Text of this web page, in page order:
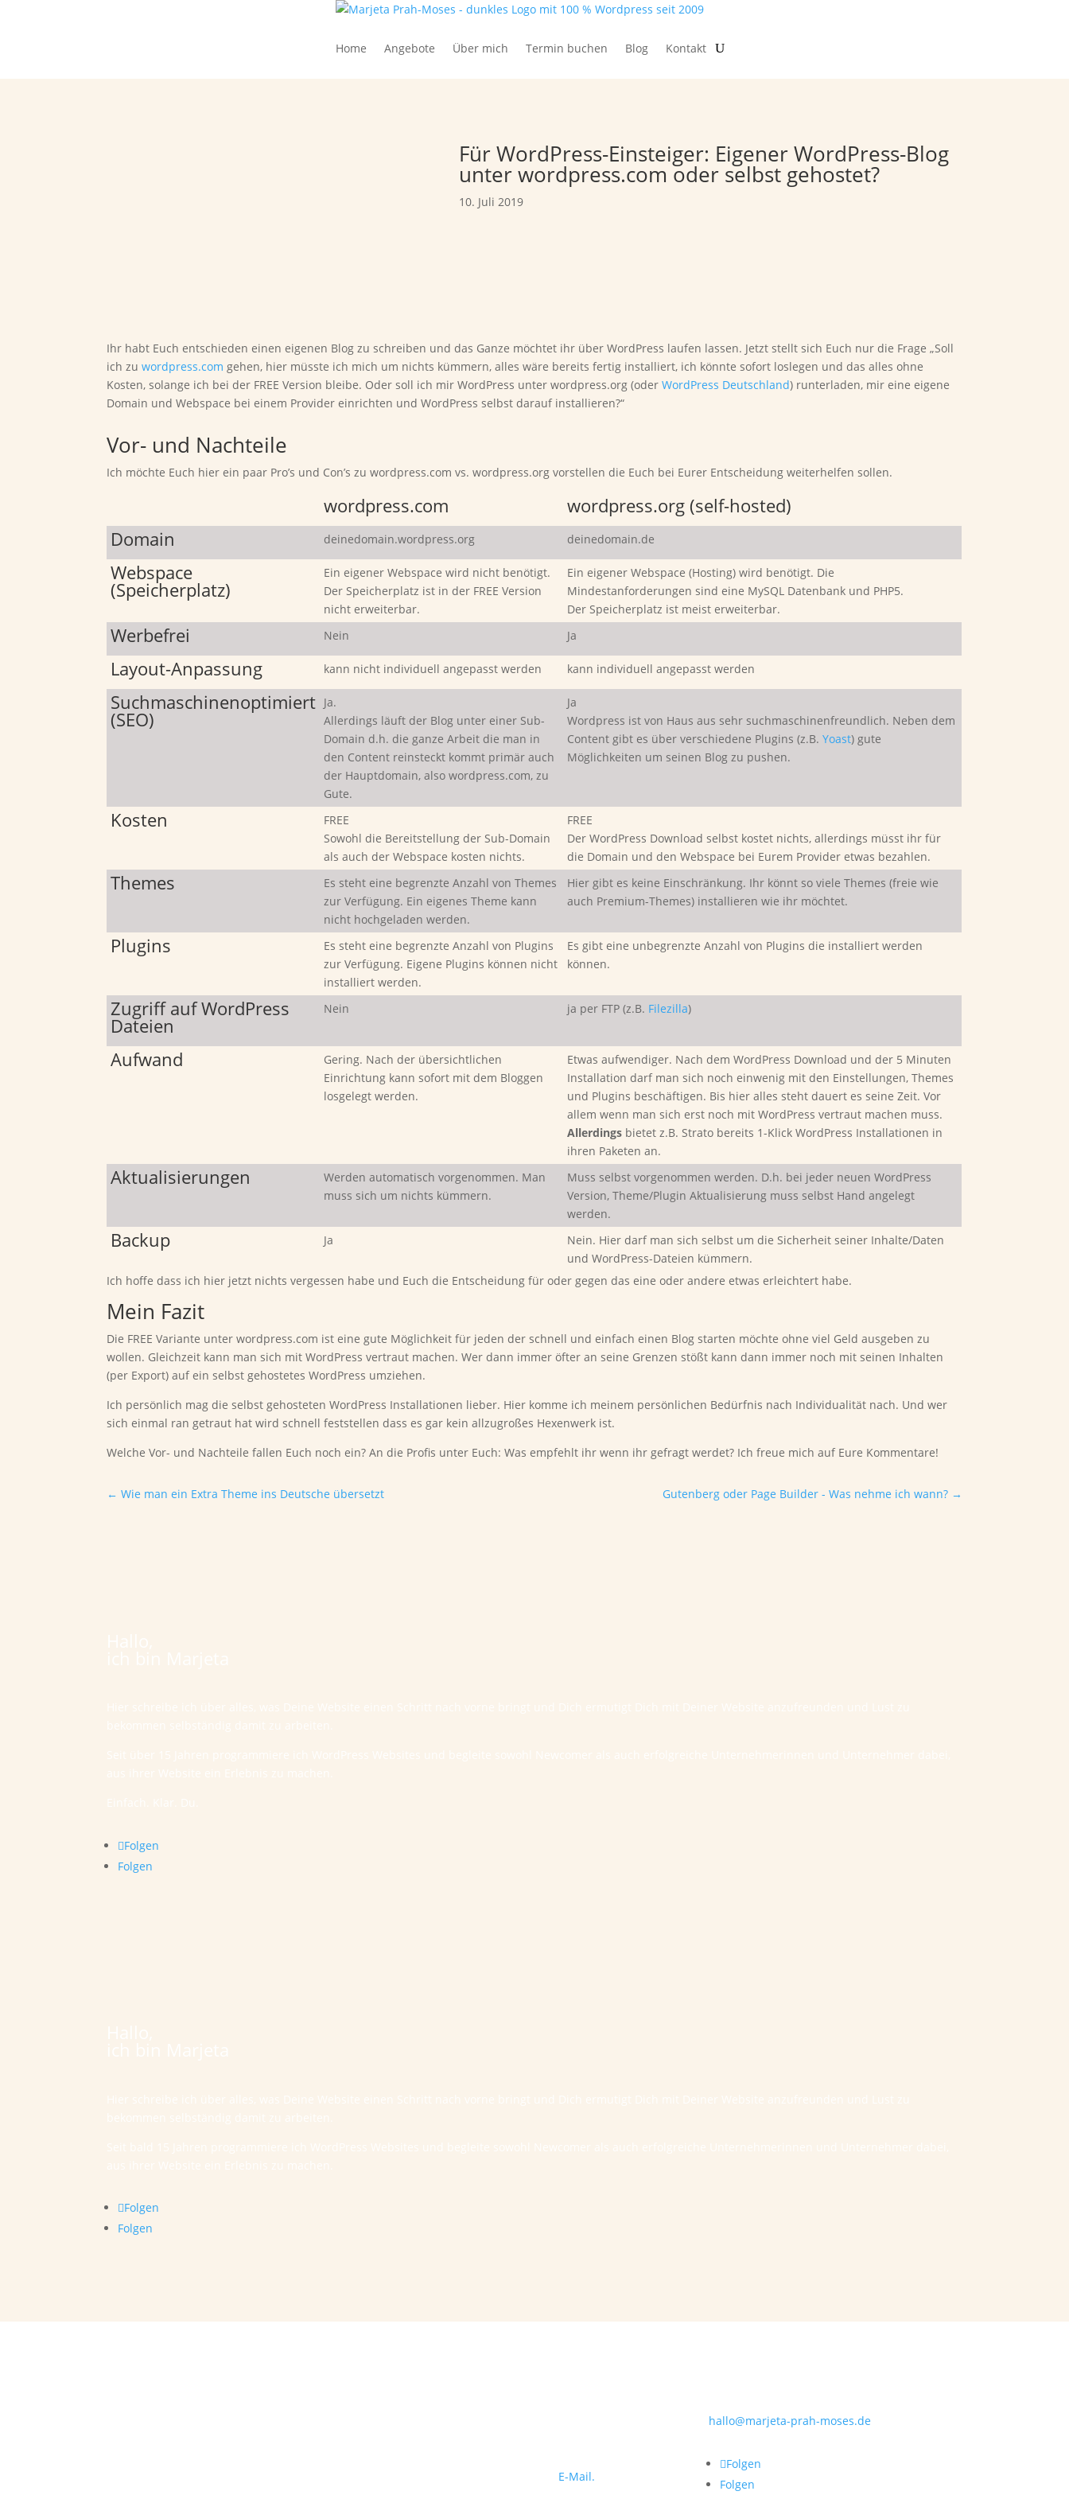
Home Angebote Über mich Termin buchen Blog Kontakt
Für WordPress-Einsteiger: Eigener WordPress-Blog
unter wordpress.com oder selbst gehostet?
10. Juli 2019
Ihr habt Euch entschieden einen eigenen Blog zu schreiben und das Ganze möchtet ihr über WordPress laufen lassen. Jetzt stellt sich Euch nur die Frage „Soll
ich zuwordpress.com gehen, hier müsste ich mich um nichts kümmern, alles wäre bereits fertig installiert, ich könnte sofort loslegen und das alles ohne
Kosten, solange ich bei der FREE Version bleibe. Oder soll ich mir WordPress unter wordpress.org (oderWordPress Deutschland) runterladen, mir eine eigene
Domain und Webspace bei einem Provider einrichten und WordPress selbst darauf installieren?“
Vor- und Nachteile
Ich möchte Euch hier ein paar Pro’s und Con’s zu wordpress.com vs. wordpress.org vorstellen die Euch bei Eurer Entscheidung weiterhelfen sollen.
wordpress.com
wordpress.org (self-hosted)
Domain
deinedomain.wordpress.org deinedomain.de
Webspace
(Speicherplatz)
Ein eigener Webspace wird nicht benötigt.
Der Speicherplatz ist in der FREE Version
nicht erweiterbar.
Ein eigener Webspace (Hosting) wird benötigt. Die
Mindestanforderungen sind eine MySQL Datenbank und PHP5.
Der Speicherplatz ist meist erweiterbar.
Werbefrei Nein Ja
Layout-Anpassung kann nicht individuell angepasst werden kann individuell angepasst werden
Suchmaschinenoptimiert
(SEO)
Ja.
Allerdings läuft der Blog unter einer Sub-
Domain d.h. die ganze Arbeit die man in
den Content reinsteckt kommt primär auch
der Hauptdomain, also wordpress.com, zu
Gute.
Ja
Wordpress ist von Haus aus sehr suchmaschinenfreundlich. Neben dem
Content gibt es über verschiedene Plugins (z.B.Yoast) gute
Möglichkeiten um seinen Blog zu pushen.
Kosten
FREE
Sowohl die Bereitstellung der Sub-Domain
als auch der Webspace kosten nichts.
FREE
Der WordPress Download selbst kostet nichts, allerdings müsst ihr für
die Domain und den Webspace bei Eurem Provider etwas bezahlen.
Themes
Es steht eine begrenzte Anzahl von Themes
zur Verfügung. Ein eigenes Theme kann
nicht hochgeladen werden.
Hier gibt es keine Einschränkung. Ihr könnt so viele Themes (freie wie
auch Premium-Themes) installieren wie ihr möchtet.
Plugins
Es steht eine begrenzte Anzahl von Plugins
zur Verfügung. Eigene Plugins können nicht
installiert werden.
Es gibt eine unbegrenzte Anzahl von Plugins die installiert werden
können.
Zugriff auf WordPress
Dateien
Nein ja per FTP (z.B. Filezilla)
Aufwand
Gering. Nach der übersichtlichen
Einrichtung kann sofort mit dem Bloggen
losgelegt werden.
Etwas aufwendiger. Nach dem WordPress Download und der 5 Minuten
Installation darf man sich noch einwenig mit den Einstellungen, Themes
und Plugins beschäftigen. Bis hier alles steht dauert es seine Zeit. Vor
allem wenn man sich erst noch mit WordPress vertraut machen muss.
Allerdings bietet z.B. Strato bereits 1-Klick WordPress Installationen in
ihren Paketen an.
Aktualisierungen
Werden automatisch vorgenommen. Man
muss sich um nichts kümmern.
Muss selbst vorgenommen werden. D.h. bei jeder neuen WordPress
Version, Theme/Plugin Aktualisierung muss selbst Hand angelegt
werden.
Backup Ja
Nein. Hier darf man sich selbst um die Sicherheit seiner Inhalte/Daten
und WordPress-Dateien kümmern.
Ich hoffe dass ich hier jetzt nichts vergessen habe und Euch die Entscheidung für oder gegen das eine oder andere etwas erleichtert habe.
Mein Fazit
Die FREE Variante unter wordpress.com ist eine gute Möglichkeit für jeden der schnell und einfach einen Blog starten möchte ohne viel Geld ausgeben zu
wollen. Gleichzeit kann man sich mit WordPress vertraut machen. Wer dann immer öfter an seine Grenzen stößt kann dann immer noch mit seinen Inhalten
(per Export) auf ein selbst gehostetes WordPress umziehen.
Ich persönlich mag die selbst gehosteten WordPress Installationen lieber. Hier komme ich meinem persönlichen Bedürfnis nach Individualität nach. Und wer
sich einmal ran getraut hat wird schnell feststellen dass es gar kein allzugroßes Hexenwerk ist.
Welche Vor- und Nachteile fallen Euch noch ein? An die Profis unter Euch: Was empfehlt ihr wenn ihr gefragt werdet? Ich freue mich auf Eure Kommentare!
←Wie man ein Extra Theme ins Deutsche übersetzt Gutenberg oder Page Builder - Was nehme ich wann?→
Folgen
Folgen
Folgen
Folgen
E-Mail.
hallo@marjeta-prah-moses.de
Folgen
Folgen